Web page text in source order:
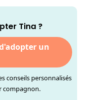
Tina ?
un
conseils personnalisés
compagnon.